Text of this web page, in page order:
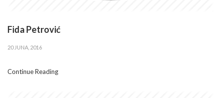
Fida Petrović
20 JUNA, 2016
Continue Reading